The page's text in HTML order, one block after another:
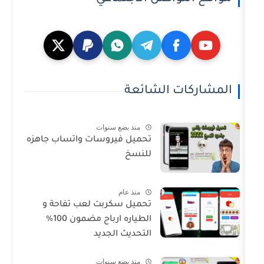
الشائعة
منذ بضع سنوات
تحميل فيروسات واتساب جاهزه
للنسخ
منذ عام
تحميل سكربت لعب تفاحة و
الطياره ارباح مضمون 100%
التحديث الجديد
منذ بضع سنوات